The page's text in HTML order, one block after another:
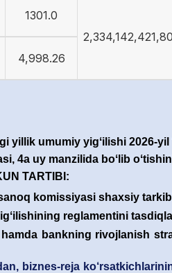
1301.0
4,998.26
yillik umumiy yigʻilishi 2026-yil
4a uy manzilida boʻlib
TARTIBI:
komissiyasi shaxsiy
reglamentini
bankning rivojlanish
biznes-reja